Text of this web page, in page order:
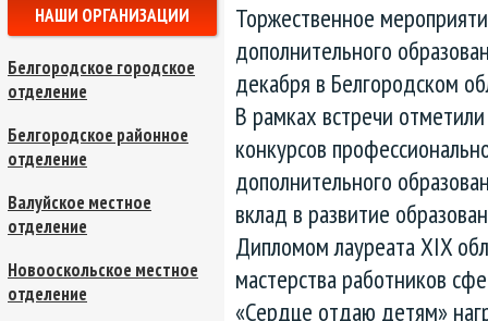
Торжественное
дополнительного
декабря в Белгородском
В рамках встречи
конкурсов
дополнительного
вклад в развитие
Дипломом лауреата XIX
мастерства работников
«Сердце отдаю детям»
НАШИ ОРГАНИЗАЦИИ
Белгородское городское
отделение
Белгородское районное
отделение
Валуйское местное
отделение
Новооскольское местное
отделение